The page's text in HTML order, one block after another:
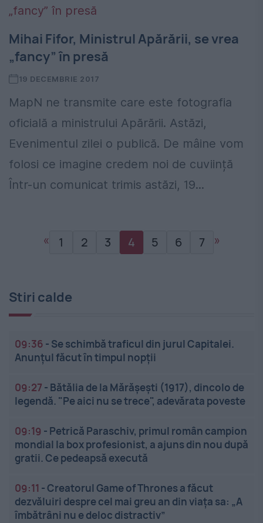
Mihai Fifor, Ministrul Apărării, se vrea
„fancy” în presă
19 DECEMBRIE 2017
MapN ne transmite care este fotografia
oficială a ministrului Apărării. Astăzi,
Evenimentul zilei o publică. De mâine vom
folosi ce imagine credem noi de cuviință
Într-un comunicat trimis astăzi, 19...
« 1 2 3 4 5 6 7 »
Stiri calde
09:36 - Se schimbă traficul din jurul Capitalei.
Anunțul făcut în timpul nopții
09:27 - Bătălia de la Mărășești (1917), dincolo de
legendă. "Pe aici nu se trece", adevărata poveste
09:19 - Petrică Paraschiv, primul român campion
mondial la box profesionist, a ajuns din nou după
gratii. Ce pedeapsă execută
09:11 -Creatorul Game of Thrones a făcut
dezvăluiri despre cel mai greu an din viața sa: „A
îmbătrâni nu e deloc distractiv”